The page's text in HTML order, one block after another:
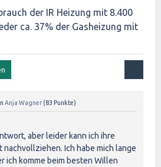
der IR Heizung mit 8.400
ca. 37% der Gasheizung mit
Anja Wagner (83 Punkte)
aber leider kann ich ihre
nachvollziehen. Ich habe mich lange
ich komme beim besten Willen